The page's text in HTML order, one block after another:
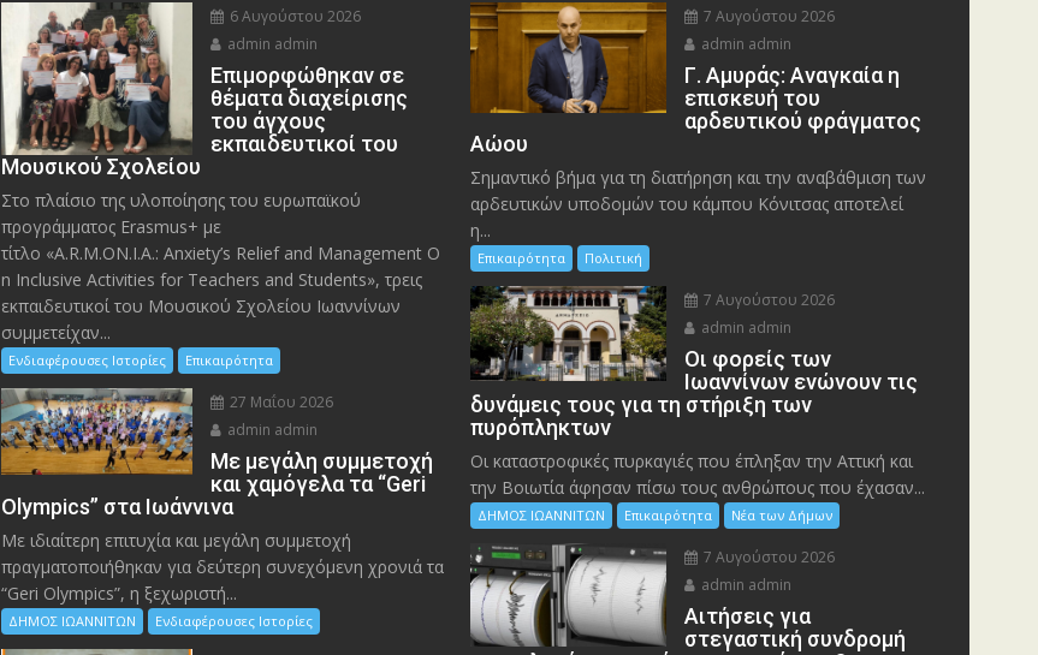
6 Αυγούστου 2026
admin admin
Eπιμορφώθηκαν σε
θέματα διαχείρισης
του άγχους
εκπαιδευτικοί του
Μουσικού Σχολείου
Στο πλαίσιο της υλοποίησης του ευρωπαϊκού
προγράμματος Erasmus+ με
τίτλο «A.R.M.ON.I.A.: Anxiety’s Relief and Management O
n Inclusive Activities for Teachers and Students», τρεις
εκπαιδευτικοί του Μουσικού Σχολείου Ιωαννίνων
συμμετείχαν...
Ενδιαφέρουσες Ιστορίες Επικαιρότητα
27 Μαΐου 2026
admin admin
Με μεγάλη συμμετοχή
και χαμόγελα τα “Geri
Olympics” στα Ιωάννινα
Με ιδιαίτερη επιτυχία και μεγάλη συμμετοχή
πραγματοποιήθηκαν για δεύτερη συνεχόμενη χρονιά τα
“Geri Olympics”, η ξεχωριστή...
ΔΗΜΟΣ ΙΩΑΝΝΙΤΩΝ Ενδιαφέρουσες Ιστορίες
7 Αυγούστου 2026
admin admin
Γ. Αμυράς: Αναγκαία η
επισκευή του
αρδευτικού φράγματος
Αώου
Σημαντικό βήμα για τη διατήρηση και την αναβάθμιση των
αρδευτικών υποδομών του κάμπου Κόνιτσας αποτελεί
η...
Επικαιρότητα Πολιτική
7 Αυγούστου 2026
admin admin
Οι φορείς των
Ιωαννίνων ενώνουν τις
δυνάμεις τους για τη στήριξη των
πυρόπληκτων
Οι καταστροφικές πυρκαγιές που έπληξαν την Αττική και
την Bοιωτία άφησαν πίσω τους ανθρώπους που έχασαν...
ΔΗΜΟΣ ΙΩΑΝΝΙΤΩΝ Επικαιρότητα Νέα των Δήμων
7 Αυγούστου 2026
admin admin
Αιτήσεις για
στεγαστική συνδρομή